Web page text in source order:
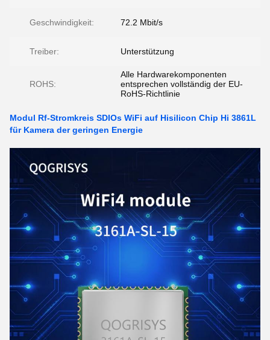
Geschwindigkeit: 72.2 Mbit/s
Treiber: Unterstützung
ROHS:
Alle Hardwarekomponenten
entsprechen vollständig der EU-
RoHS-Richtlinie
Modul Rf-Stromkreis SDIOs WiFi auf Hisilicon Chip Hi 3861L
für Kamera der geringen Energie